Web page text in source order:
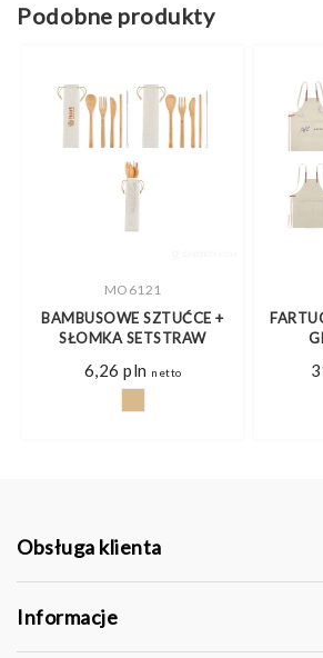
Podobne produkty
MO6121
BAMBUSOWE SZTUĆCE +
SŁOMKA SETSTRAW
6,26 pln netto
Obsługa klienta
Informacje